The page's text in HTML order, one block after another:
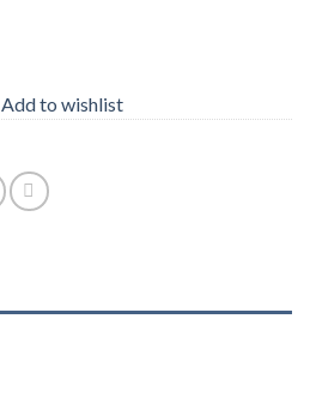
Add to wishlist